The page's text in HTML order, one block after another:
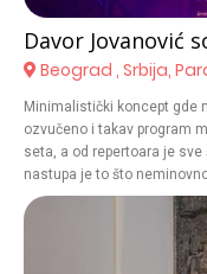
Davor Jovanović
Beograd , Srbija,
Minimalistički koncept gde
ozvučeno i takav program
seta, a od repertoara je sve što je
nastupa je to što
svi pevaju i lepo se
poručuju pesme, pa nekad i zapevaju
praktikuju privatni klijenti
rođendana i sl., a i